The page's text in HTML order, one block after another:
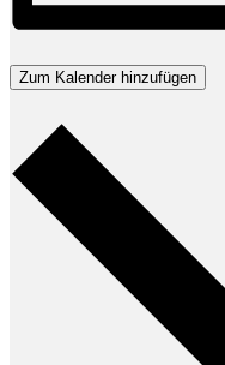
Zum Kalender hinzufügen